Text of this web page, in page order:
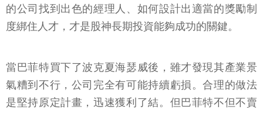
的公司找到出色的經理人、如何設計出適當的獎勵制
度綁住人才，才是股神長期投資能夠成功的關鍵。
當巴菲特買下了波克夏海瑟威後，雖才發現其產業景
氣糟到不行，公司完全有可能持續虧損。合理的做法
是堅持原定計畫，迅速獲利了結。但巴菲特不但不賣